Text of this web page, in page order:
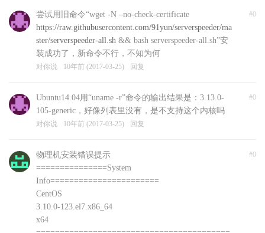
文件下载失败，自动退出，可以前往
http://www.91yun.org/serverspeeder91yun手动下载安装
包
对你说 10年前 (2017-03-25) 回复
#0
尝试用旧命令“wget -N –no-check-certificate
https://raw.githubusercontent.com/91yun/serverspeeder/ma
ster/serverspeeder-all.sh && bash serverspeeder-all.sh”安
装成功了，新命令不行，不知为何
对你说 10年前 (2017-03-25) 回复
#0
Ubuntu14.04用“uname -r”命令的输出结果是：3.13.0-
105-generic，好像列表里没有，是不支持这个内核吗
对你说 10年前 (2017-03-25) 回复
#0
物理机安装错误提示
===============System
Info=======================
CentOS
3.10.0-123.el7.x86_64
x64